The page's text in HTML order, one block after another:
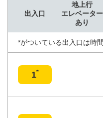
出入口
地上行
エレベーター
あり
*がついている出入口は時
1*